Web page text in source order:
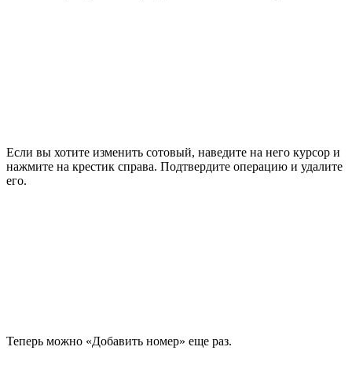
Если вы хотите изменить сотовый, наведите на него курсор и
нажмите на крестик справа. Подтвердите операцию и удалите
его.
Теперь можно «Добавить номер» еще раз.